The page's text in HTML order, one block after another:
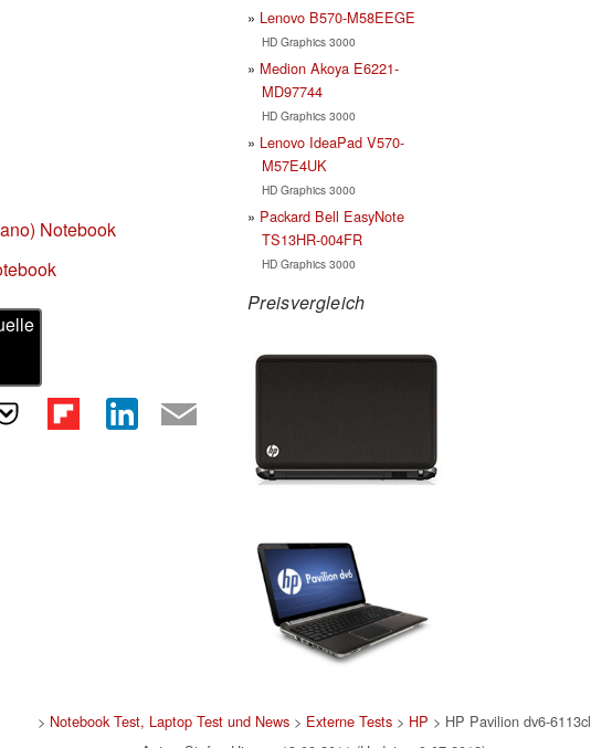
Notebook
Lenovo B570-M58EEGE
HD Graphics 3000
Medion Akoya E6221-
MD97744
HD Graphics 3000
Lenovo IdeaPad V570-
M57E4UK
HD Graphics 3000
Packard Bell EasyNote
TS13HR-004FR
HD Graphics 3000
Preisvergleich
> Notebook Test, Laptop Test und News> Externe Tests> HP > HP Pavilion dv6-6113cl